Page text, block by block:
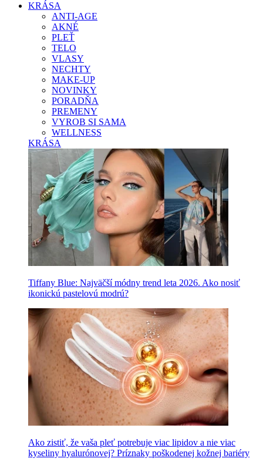
KRÁSA
ANTI-AGE
AKNÉ
PLEŤ
TELO
VLASY
NECHTY
MAKE-UP
NOVINKY
PORADŇA
PREMENY
VYROB SI SAMA
WELLNESS
KRÁSA
Tiffany Blue: Najväčší módny trend leta 2026. Ako nosiť
ikonickú pastelovú modrú?
Ako zistiť, že vaša pleť potrebuje viac lipidov a nie viac
kyseliny hyalurónovej? Príznaky poškodenej kožnej bariéry